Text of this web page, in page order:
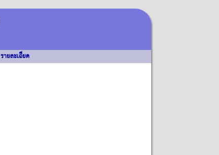
รายละเอียด